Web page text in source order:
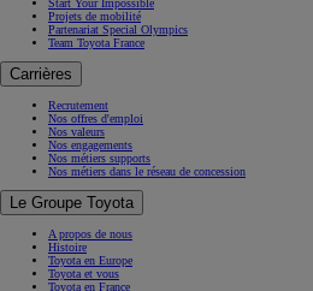
Projets de mobilité
Partenariat Special Olympics
Team Toyota France
Carrières
Recrutement
Nos offres d'emploi
Nos valeurs
Nos engagements
Nos métiers supports
Nos métiers dans le réseau de concession
Le Groupe Toyota
A propos de nous
Histoire
Toyota en Europe
Toyota et vous
Toyota en France